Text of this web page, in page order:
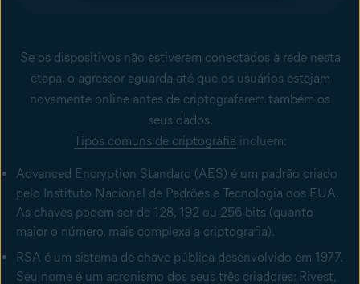
Se os dispositivos não estiverem conectados à rede nesta
etapa, o agressor aguarda até que os usuários estejam
novamente online antes de criptografarem também os
seus dados.
Tipos comuns de criptografia incluem:
Advanced Encryption Standard (AES) é um padrão criado
pelo Instituto Nacional de Padrões e Tecnologia dos EUA.
As chaves podem ser de 128, 192 ou 256 bits (quanto
maior o número, mais complexa a criptografia).
RSA é um sistema de chave pública desenvolvido em 1977.
Seu nome é um acronismo dos seus três criadores: Rivest,